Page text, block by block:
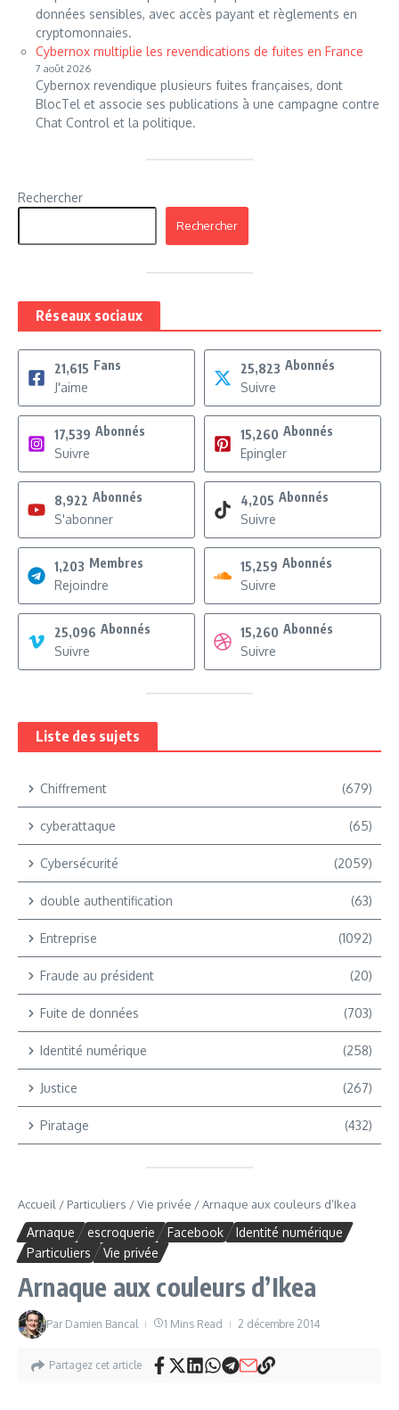
données sensibles, avec accès payant et règlements en
cryptomonnaies.
Cybernox multiplie les revendications de fuites en France
7 août 2026
Cybernox revendique plusieurs fuites françaises, dont
BlocTel et associe ses publications à une campagne contre
Chat Control et la politique.
Rechercher
Rechercher
Réseaux sociaux
21,615 Fans
J'aime
25,823 Abonnés
Suivre
17,539 Abonnés
Suivre
15,260 Abonnés
Epingler
8,922 Abonnés
S'abonner
4,205 Abonnés
Suivre
1,203 Membres
Rejoindre
15,259 Abonnés
Suivre
25,096 Abonnés
Suivre
15,260 Abonnés
Suivre
Liste des sujets
Chiffrement (679)
cyberattaque (65)
Cybersécurité (2059)
double authentification (63)
Entreprise (1092)
Fraude au président (20)
Fuite de données (703)
Identité numérique (258)
Justice (267)
Piratage (432)
Accueil / Particuliers /Vie privée /Arnaque aux couleurs d’Ikea
Arnaque escroquerie Facebook
Identité numérique
Particuliers
Vie privée
Arnaque aux couleurs d’Ikea
Par Damien Bancal 1 Mins Read 2 décembre 2014
Partagez cet article